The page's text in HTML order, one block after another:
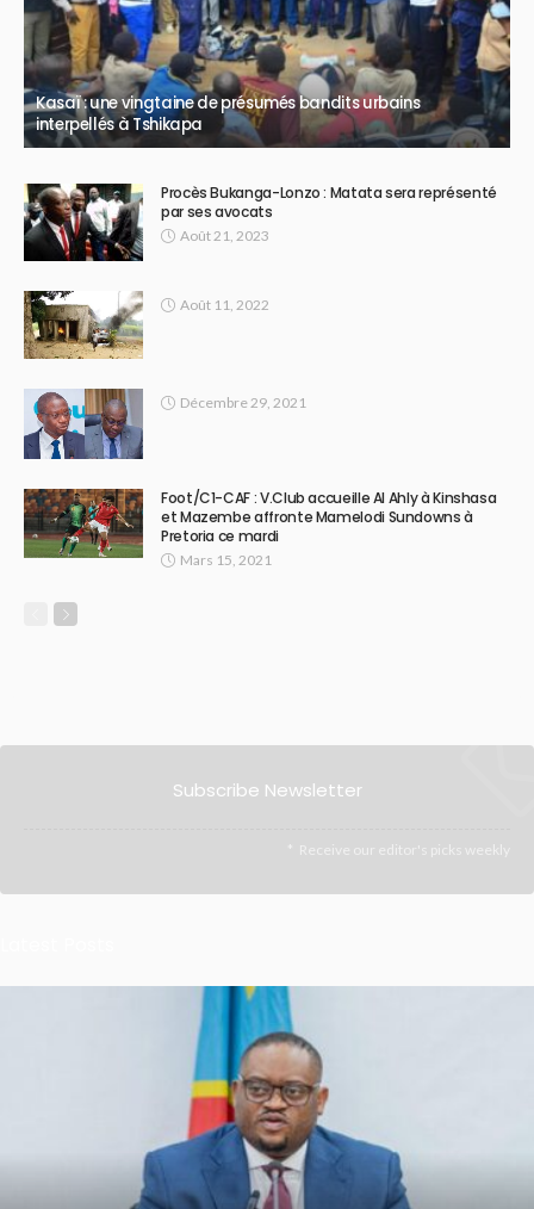
Kasaï : une vingtaine de présumés bandits urbains
interpellés à Tshikapa
Procès Bukanga-Lonzo : Matata sera représenté
par ses avocats
Août 21, 2023
Août 11, 2022
Décembre 29, 2021
Foot/C1-CAF : V.Club accueille Al Ahly à Kinshasa
et Mazembe affronte Mamelodi Sundowns à
Pretoria ce mardi
Mars 15, 2021
Subscribe Newsletter
Receive our editor's picks weekly